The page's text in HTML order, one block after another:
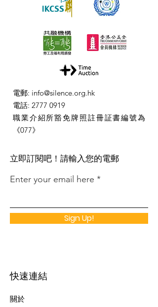
電郵: info@silence.org.hk
電話: 2777 0919
職業介紹所豁免牌照註冊証書編號為
《077》
​立即訂閱吧！請輸入您的電郵
Enter your email here
Sign Up!
快速連結
關於